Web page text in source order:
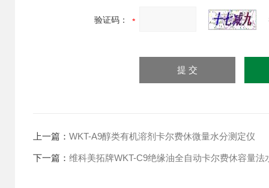
验证码：
上一篇： WKT-A9醇类有机溶剂卡尔费休微量水分测定仪
下一篇： 维科美拓牌WKT-C9绝缘油全自动卡尔费休容量法